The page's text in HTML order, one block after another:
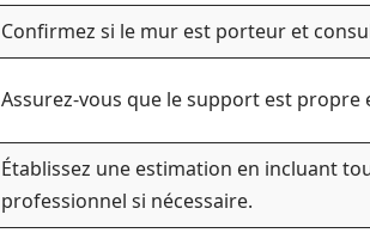
Confirmez si le mur est porteur et
Assurez-vous que le support est
Établissez une estimation en incluant
professionnel si nécessaire.